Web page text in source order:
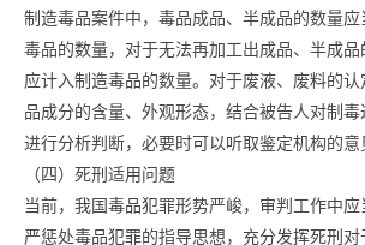
制造毒品案件中，毒品成品、半成品的数量
毒品的数量，对于无法再加工出成品、半成
应计入制造毒品的数量。对于废液、废料的
品成分的含量、外观形态，结合被告人对制
进行分析判断，必要时可以听取鉴定机构的意
（四）死刑适用问题
当前，我国毒品犯罪形势严峻，审判工作中
严惩处毒品犯罪的指导思想，充分发挥死刑